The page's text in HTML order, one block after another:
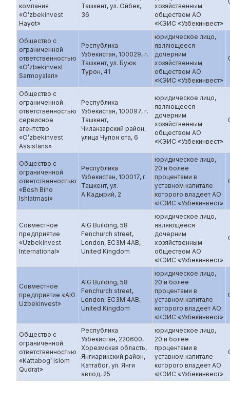
компания
«O’zbekinvest
Hayot»
Ташкент, ул. Ойбек,
36
хозяйственным
обществом АО
«КЭИС «Узбекинвест»
Общество с
ограниченной
ответственностью
«O’zbekinvest
Sarmoyalari»
Республика
Узбекистан, 100029, г.
Ташкент, ул. Буюк
Турон, 41
юридическое лицо,
являющееся
дочерним
хозяйственным
обществом АО
«КЭИС «Узбекинвест»
Общество с
ограниченной
ответственностью
сервисное
агентство
«O’zbekinvest
Assistans»
Республика
Узбекистан, 100097, г.
Ташкент,
Чиланзарский район,
улица Чупон ота, 6
юридическое лицо,
являющееся
дочерним
хозяйственным
обществом АО
«КЭИС «Узбекинвест»
Общество с
ограниченной
ответственностью
«Bosh Bino
Ishlatmasi»
Республика
Узбекистан, 100017, г.
Ташкент, ул.
А.Кадырий, 2
юридическое лицо,
20 и более
процентами в
уставном капитале
которого владеет АО
«КЭИС «Узбекинвест»
Совместное
предприятие
«Uzbekinvest
International»
AIG Building, 58
Fenchurch street,
London, EC3M 4AB,
United Kingdom
юридическое лицо,
являющееся
дочерним
хозяйственным
обществом АО
«КЭИС «Узбекинвест»
Совместное
предприятие «AIG
Uzbekinvest»
AIG Building, 58
Fenchurch street,
London, EC3M 4AB,
United Kingdom
юридическое лицо,
20 и более
процентами в
уставном капитале
которого владеет АО
«КЭИС «Узбекинвест»
Общество с
ограниченной
ответственностью
«Kattabog’ Islom
Qudrat»
Республика
Узбекистан, 220600,
Хорезмская область,
Янгиарикский район,
Каттабог, ул. Янги
авлод, 25
юридическое лицо,
20 и более
процентами в
уставном капитале
которого владеет АО
«КЭИС «Узбекинвест»